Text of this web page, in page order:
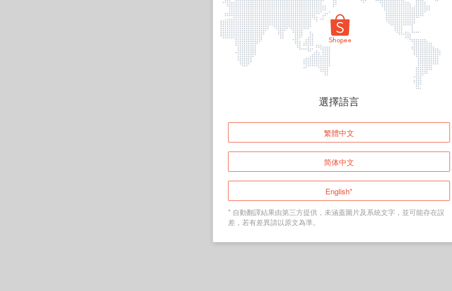
頁面無法顯示
登入
返回首頁
選擇語言
繁體中文
简体中文
English*
* 自動翻譯結果由第三方提供，未涵蓋圖片及系統文字，並可能存在誤
差，若有差異請以原文為準。